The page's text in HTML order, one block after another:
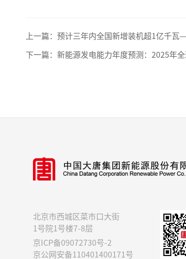
上一篇： 预计三年内全国新增装机超1亿千
下一篇： 新能源发电能力年度预测：2025年
北京市西城区菜市口大街
1号院1号楼7-8层
京ICP备09072730号-2
京公网安备110401400171号